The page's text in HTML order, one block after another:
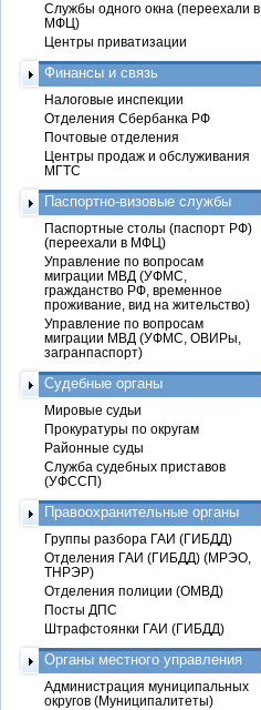
Службы одного окна (переехали в
МФЦ)
Центры приватизации
Финансы и связь
Налоговые инспекции
Отделения Сбербанка РФ
Почтовые отделения
Центры продаж и обслуживания
МГТС
Паспортно-визовые службы
Паспортные столы (паспорт РФ)
(переехали в МФЦ)
Управление по вопросам
миграции МВД (УФМС,
гражданство РФ, временное
проживание, вид на жительство)
Управление по вопросам
миграции МВД (УФМС, ОВИРы,
загранпаспорт)
Судебные органы
Мировые судьи
Прокуратуры по округам
Районные суды
Служба судебных приставов
(УФССП)
Правоохранительные органы
Группы разбора ГАИ (ГИБДД)
Отделения ГАИ (ГИБДД) (МРЭО,
ТНРЭР)
Отделения полиции (ОМВД)
Посты ДПС
Штрафстоянки ГАИ (ГИБДД)
Органы местного управления
Администрация муниципальных
округов (Муниципалитеты)